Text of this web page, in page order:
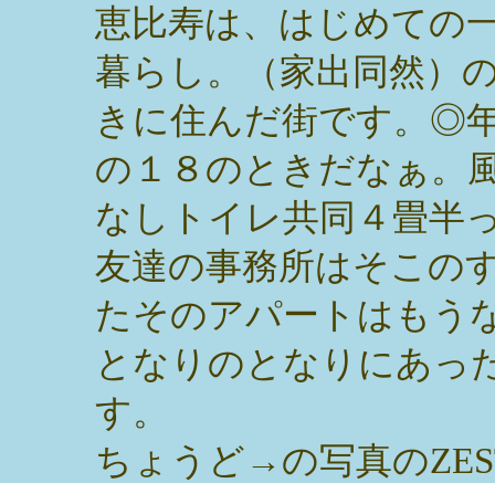
恵比寿は、はじめての
暮らし。（家出同然）
きに住んだ街です。◎
の１８のときだなぁ。
なしトイレ共同４畳半
友達の事務所はそこの
たそのアパートはもう
となりのとなりにあっ
す。
ちょうど→の写真の